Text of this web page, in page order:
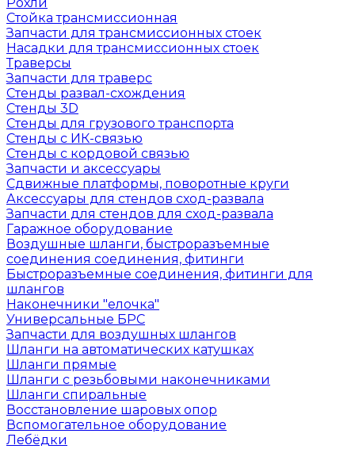
Стойка трансмиссионная
Запчасти для трансмиссионных стоек
Насадки для трансмиссионных стоек
Траверсы
Запчасти для траверс
Стенды развал-схождения
Стенды 3D
Стенды для грузового транспорта
Стенды с ИК-связью
Стенды с кордовой связью
Запчасти и аксессуары
Сдвижные платформы, поворотные круги
Аксессуары для стендов сход-развала
Запчасти для стендов для сход-развала
Гаражное оборудование
Воздушные шланги, быстроразъемные
соединения соединения, фитинги
Быстроразъемные соединения, фитинги для
шлангов
Наконечники "елочка"
Универсальные БРС
Запчасти для воздушных шлангов
Шланги на автоматических катушках
Шланги прямые
Шланги с резьбовыми наконечниками
Шланги спиральные
Восстановление шаровых опор
Вспомогательное оборудование
Лебёдки